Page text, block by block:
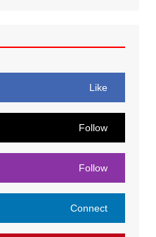
Like
Follow
Follow
Connect